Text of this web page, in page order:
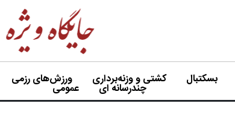
بسکتبال کشتی و وزنه‌برداری ورزش‌های رزمی
چندرسانه ای عمومی